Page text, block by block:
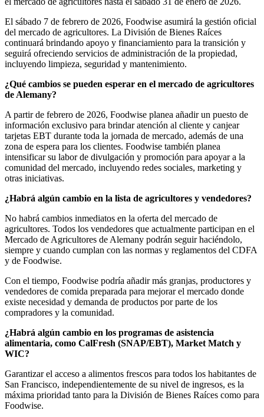
El sábado 7 de febrero de 2026, Foodwise asumirá la gestión oficial
del mercado de agricultores. La División de Bienes Raíces
continuará brindando apoyo y financiamiento para la transición y
seguirá ofreciendo servicios de administración de la propiedad,
incluyendo limpieza, seguridad y mantenimiento.
¿Qué cambios se pueden esperar en el mercado de agricultores
de Alemany?
A partir de febrero de 2026, Foodwise planea añadir un puesto de
información exclusivo para brindar atención al cliente y canjear
tarjetas EBT durante toda la jornada de mercado, además de una
zona de espera para los clientes. Foodwise también planea
intensificar su labor de divulgación y promoción para apoyar a la
comunidad del mercado, incluyendo redes sociales, marketing y
otras iniciativas.
¿Habrá algún cambio en la lista de agricultores y vendedores?
No habrá cambios inmediatos en la oferta del mercado de
agricultores. Todos los vendedores que actualmente participan en el
Mercado de Agricultores de Alemany podrán seguir haciéndolo,
siempre y cuando cumplan con las normas y reglamentos del CDFA
y de Foodwise.
Con el tiempo, Foodwise podría añadir más granjas, productores y
vendedores de comida preparada para mejorar el mercado donde
existe necesidad y demanda de productos por parte de los
compradores y la comunidad.
¿Habrá algún cambio en los programas de asistencia
alimentaria, como CalFresh (SNAP/EBT), Market Match y
WIC?
Garantizar el acceso a alimentos frescos para todos los habitantes de
San Francisco, independientemente de su nivel de ingresos, es la
máxima prioridad tanto para la División de Bienes Raíces como para
Foodwise.